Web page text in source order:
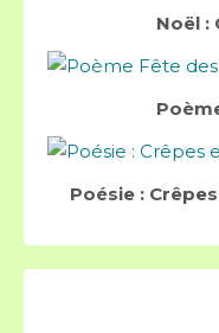
Noël :
Poésie :